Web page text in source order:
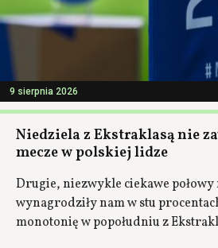
9 sierpnia 2026
Niedziela z Ekstraklasą nie
mecze w polskiej lidze
Drugie, niezwykle ciekawe
wynagrodziły nam w stu
monotonię w popołudniu z